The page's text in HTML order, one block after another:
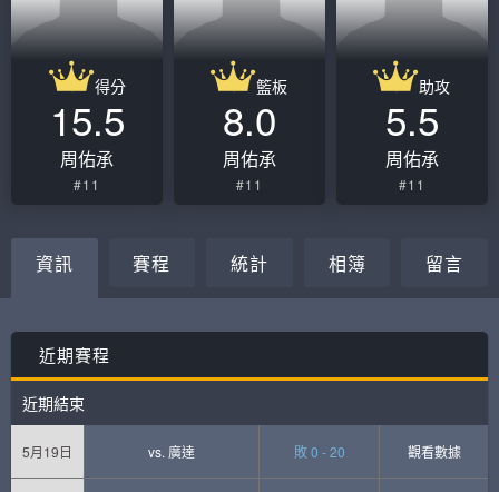
得分
15.5
周佑承
#11
籃板
8.0
周佑承
#11
助攻
5.5
周佑承
#11
資訊 賽程 統計 相簿 留言
近期賽程
近期結束
5月19日 vs. 廣達 敗 0 - 20 觀看數據